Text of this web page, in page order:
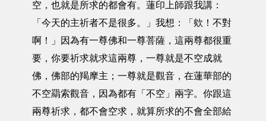
空，也就是所求的都會有。蓮印上師跟我講：
「今天的主祈者不是很多。」我想：「欸！不對
啊！」因為有一尊佛和一尊菩薩，這兩尊都很重
要，你要祈求就求這兩尊，一尊就是不空成就
佛，佛部的羯摩主；一尊就是觀音，在蓮華部的
不空羂索觀音，因為都有「不空」兩字。你跟這
兩尊祈求，都不會空求，就算所求的不會全部給